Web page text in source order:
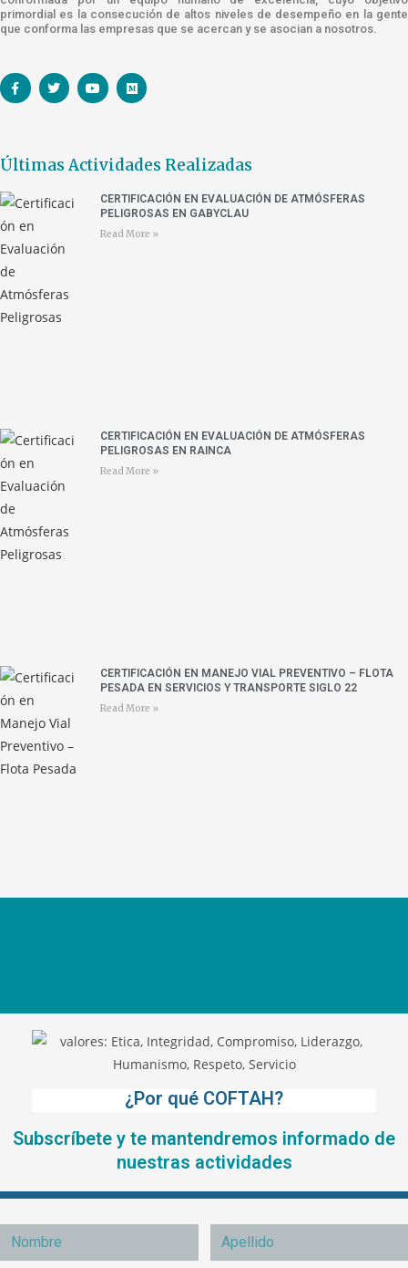
primordial es la consecución de altos niveles de desempeño en la gente
que conforma las empresas que se acercan y se asocian a nosotros.
Últimas Actividades Realizadas
CERTIFICACIÓN EN EVALUACIÓN DE ATMÓSFERAS
PELIGROSAS EN GABYCLAU
Read More »
CERTIFICACIÓN EN EVALUACIÓN DE ATMÓSFERAS
PELIGROSAS EN RAINCA
Read More »
CERTIFICACIÓN EN MANEJO VIAL PREVENTIVO – FLOTA
PESADA EN SERVICIOS Y TRANSPORTE SIGLO 22
Read More »
¿Por qué COFTAH?
Subscríbete y te mantendremos informado de
nuestras actividades